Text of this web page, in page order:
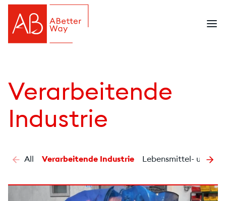
Verarbeitende
Industrie
All Verarbeitende Industrie Lebensmittel- und